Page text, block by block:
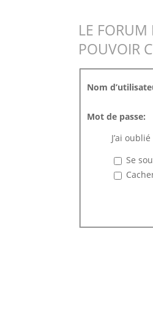
LE FORUM
POUVOIR
Nom
Mot de passe:
J’ai
Se